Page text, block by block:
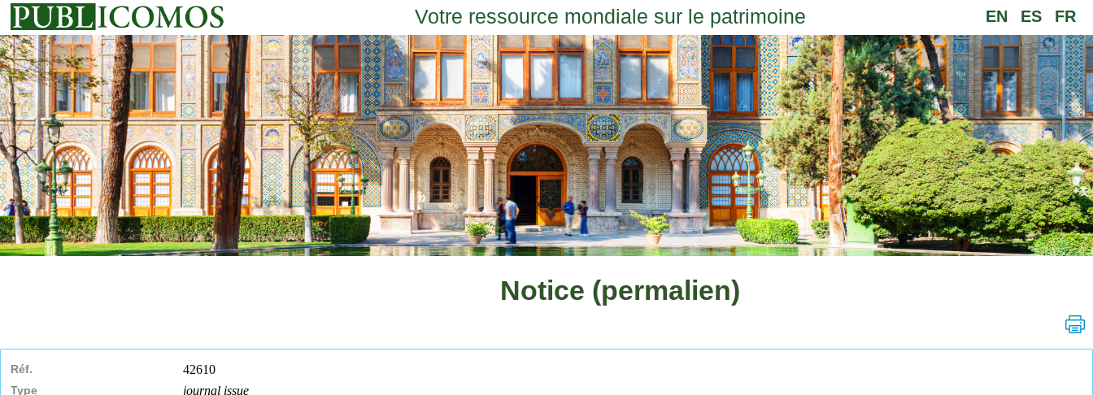
Votre ressource mondiale sur le patrimoine EN ES FR
Notice (permalien)
Réf. 42610
Type journal issue